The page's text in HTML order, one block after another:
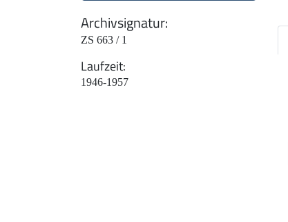
Archivsignatur
ZS 663 / 1
Laufzeit
1946-1957